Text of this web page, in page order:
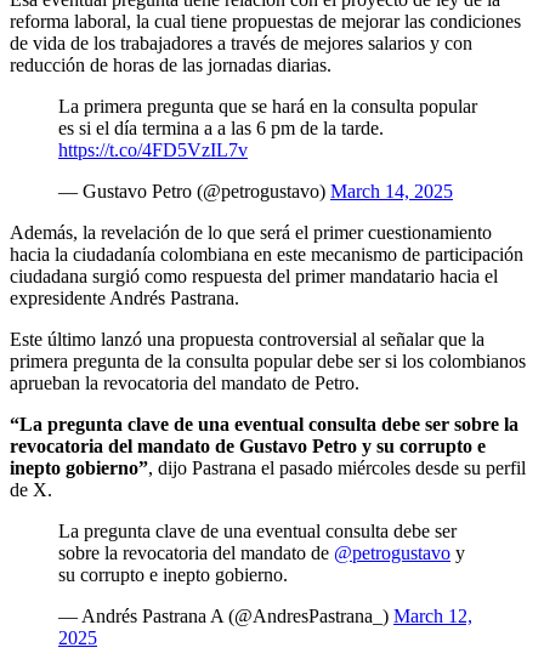
reforma laboral, la cual tiene propuestas de mejorar las condiciones
de vida de los trabajadores a través de mejores salarios y con
reducción de horas de las jornadas diarias.
La primera pregunta que se hará en la consulta popular
es si el día termina a a las 6 pm de la tarde.
https://t.co/4FD5VzIL7v
— Gustavo Petro (@petrogustavo) March 14, 2025
Además, la revelación de lo que será el primer cuestionamiento
hacia la ciudadanía colombiana en este mecanismo de participación
ciudadana surgió como respuesta del primer mandatario hacia el
expresidente Andrés Pastrana.
Este último lanzó una propuesta controversial al señalar que la
primera pregunta de la consulta popular debe ser si los colombianos
aprueban la revocatoria del mandato de Petro.
“La pregunta clave de una eventual consulta debe ser sobre la
revocatoria del mandato de Gustavo Petro y su corrupto e
inepto gobierno”, dijo Pastrana el pasado miércoles desde su perfil
de X.
La pregunta clave de una eventual consulta debe ser
sobre la revocatoria del mandato de @petrogustavo y
su corrupto e inepto gobierno.
— Andrés Pastrana A (@AndresPastrana_) March 12,
2025